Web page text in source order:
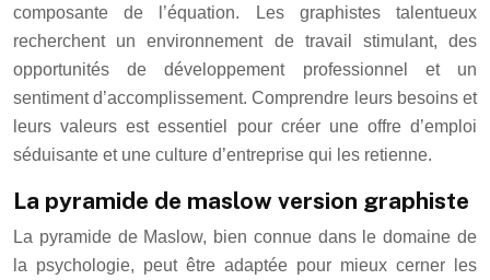
composante de l’équation. Les graphistes talentueux
recherchent un environnement de travail stimulant, des
opportunités de développement professionnel et un
sentiment d’accomplissement. Comprendre leurs besoins et
leurs valeurs est essentiel pour créer une offre d’emploi
séduisante et une culture d’entreprise qui les retienne.
La pyramide de maslow version graphiste
La pyramide de Maslow, bien connue dans le domaine de
la psychologie, peut être adaptée pour mieux cerner les